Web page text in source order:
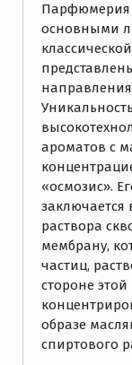
Парфюмерия
основными
ароматов с
«осмозис».
раствора
мембрану,
частиц,
стороне
образе
спиртового